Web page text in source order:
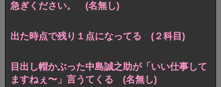
急ぎください。 (名無し)
出た時点で残り１点になってる (２科目)
目出し帽かぶった中島誠之助が「いい仕事して
ますねぇ〜」言うてくる (名無し)